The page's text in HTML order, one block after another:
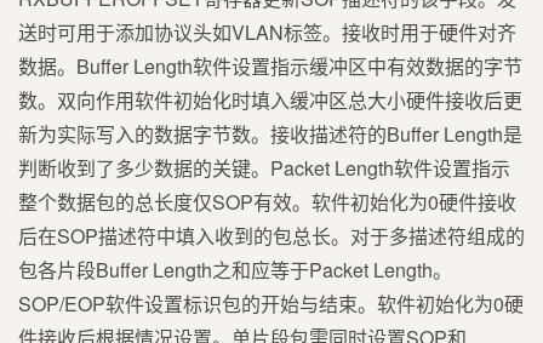
送时可用于添加协议头如VLAN标签。接收时用于硬件对齐
数据。Buffer Length软件设置指示缓冲区中有效数据的字节
数。双向作用软件初始化时填入缓冲区总大小硬件接收后更
新为实际写入的数据字节数。接收描述符的Buffer Length是
判断收到了多少数据的关键。Packet Length软件设置指示
整个数据包的总长度仅SOP有效。软件初始化为0硬件接收
后在SOP描述符中填入收到的包总长。对于多描述符组成的
包各片段Buffer Length之和应等于Packet Length。
SOP/EOP软件设置标识包的开始与结束。软件初始化为0硬